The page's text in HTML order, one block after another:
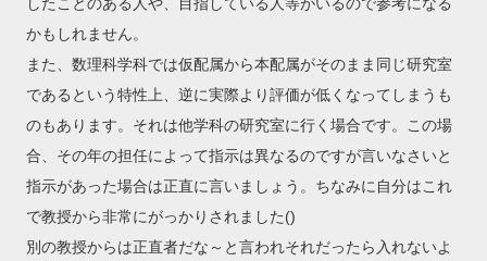
かもしれません。
また、数理科学科では仮配属から本配属がそのまま同じ研究室
であるという特性上、逆に実際より評価が低くなってしまうも
のもあります。それは他学科の研究室に行く場合です。この場
合、その年の担任によって指示は異なるのですが言いなさいと
指示があった場合は正直に言いましょう。ちなみに自分はこれ
で教授から非常にがっかりされました()
別の教授からは正直者だな～と言われそれだったら入れないよ